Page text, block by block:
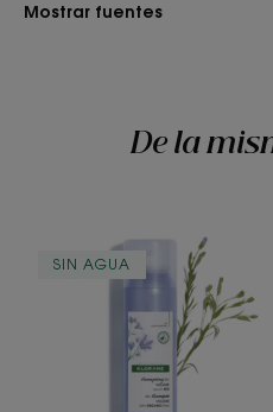
Mostrar fuentes
De la
Champú
seco
al
Lino
BIO
SIN AGUA